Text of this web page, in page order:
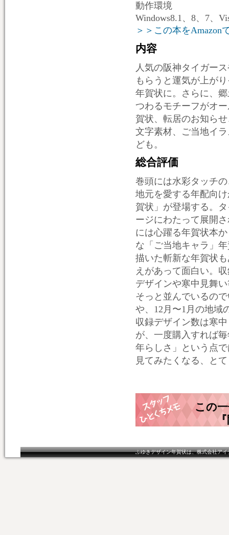
動作環境
Windows8.1、8、7、
＞＞この本をAmazon
内容
人気の阪神タイガー
もらうと運気が上が
年賀状に。さらに、
つわるモチーフがオ
賀状、転居のお知ら
文字素材、ご当地イ
ども。
総合評価
巻頭には水彩タッチ
地元を愛する年配向
賀状」が登場する。
ージにわたって展開
には心躍る年賀状本
な「ご当地キャラ」
描いた斬新な年賀状
えがあって面白い。
デザインや寒中見舞
そっと並んでいるの
や、12月〜1月の地域
収録デザイン数は寒
が、一度購入すれば
年らしさ」という点
見てみたくなる、と
この
ふゆきデザイン年賀状は、株式会社ア